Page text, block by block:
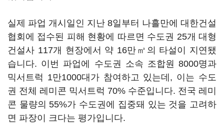
실제 파업 개시일인 지난 8일부터 나흘만에 대한건설
협회에 접수된 피해 현황에 따르면 수도권 25개 대형
건설사 117개 현장에서 약 16만㎥의 타설이 지연됐
습니다. 이번 파업에 수도권 소속 조합원 8000명과
믹서트럭 1만1000대가 참여하고 있는데, 이는 수도
권 전체 레미콘 믹서트럭 70% 수준입니다. 전국 레미
콘 물량의 55%가 수도권에 집중돼 있는 것을 고려하
면 파장이 크다는 평가입니다.